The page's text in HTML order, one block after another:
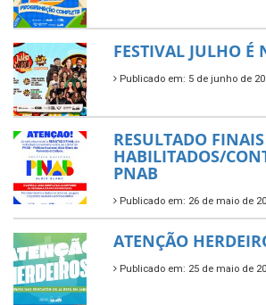
FESTIVAL JULHO É
Publicado em: 5 de junho de
RESULTADO FINAIS
HABILITADOS/
PNAB
Publicado em: 26 de maio de
ATENÇÃO
Publicado em: 25 de maio de